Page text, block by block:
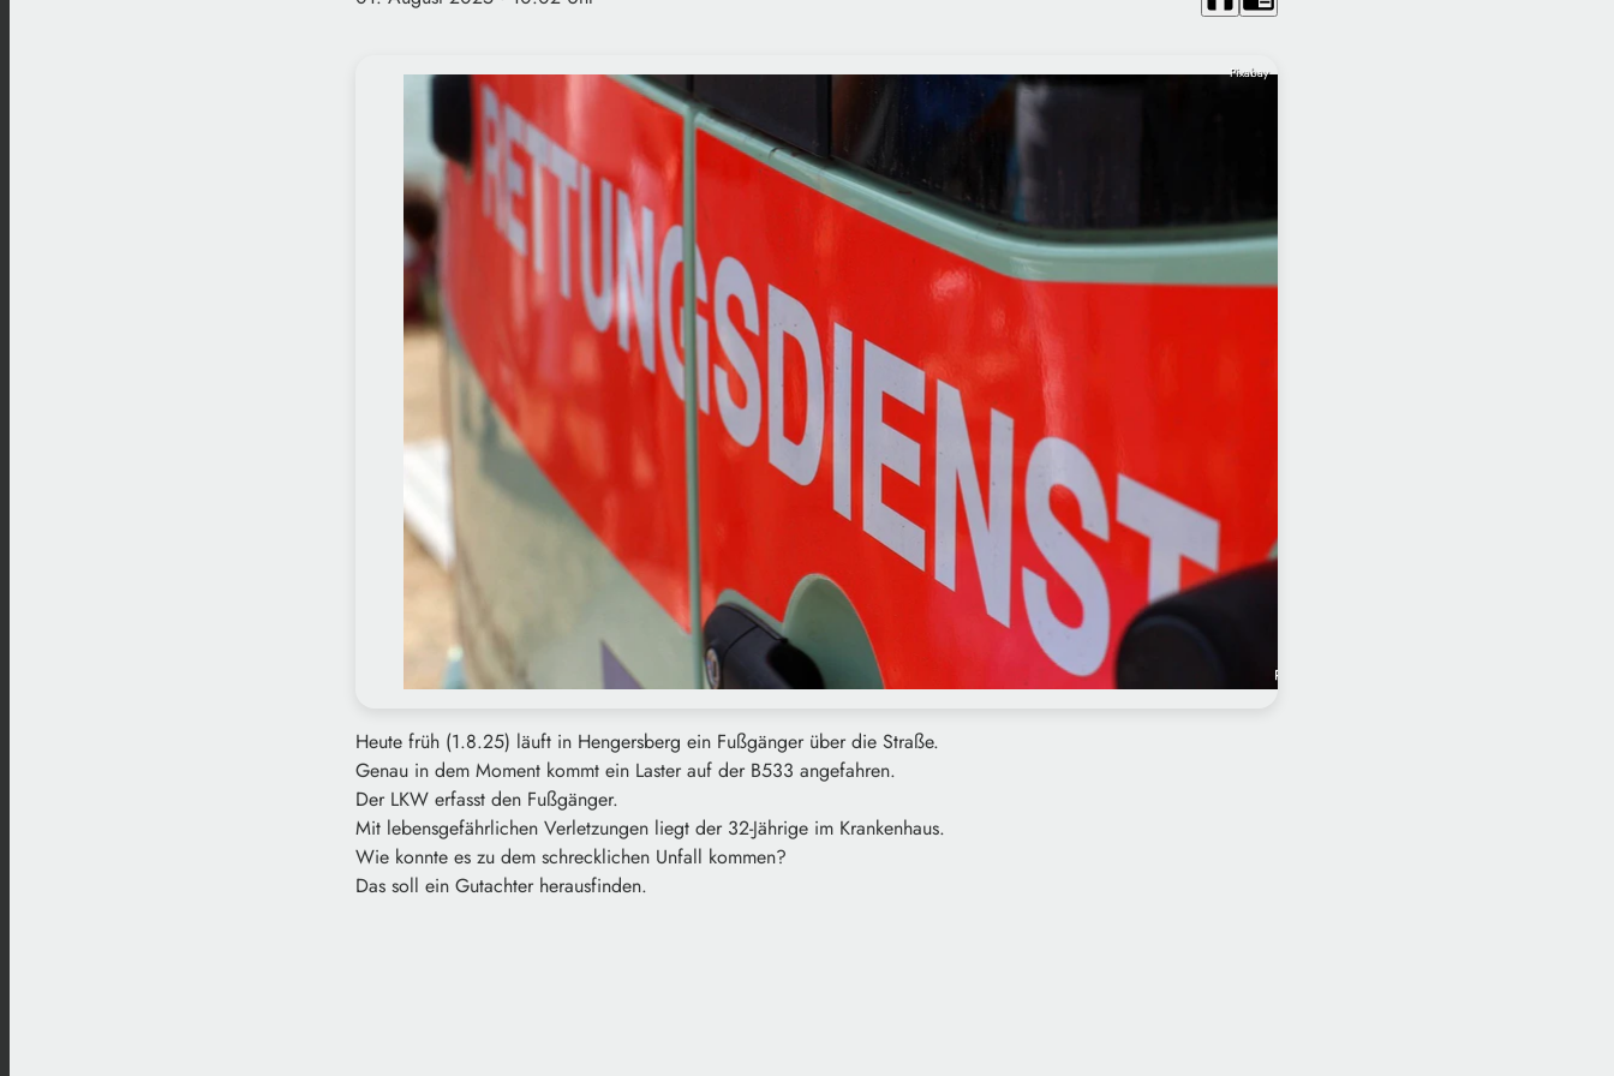
Pixabay
Heute früh (1.8.25) läuft in Hengersberg ein Fußgänger über die Straße.
Genau in dem Moment kommt ein Laster auf der B533 angefahren.
Der LKW erfasst den Fußgänger.
Mit lebensgefährlichen Verletzungen liegt der 32-Jährige im Krankenhaus.
Wie konnte es zu dem schrecklichen Unfall kommen?
Das soll ein Gutachter herausfinden.